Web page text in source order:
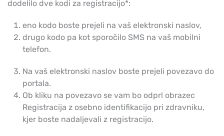
dodelilo dve kodi za registracijo*:
eno kodo boste prejeli na vaš elektronski naslov,
drugo kodo pa kot sporočilo SMS na vaš mobilni
telefon.
Na vaš elektronski naslov boste prejeli povezavo do
portala.
Ob kliku na povezavo se vam bo odprl obrazec
Registracija z osebno identifikacijo pri zdravniku,
kjer boste nadaljevali z registracijo.